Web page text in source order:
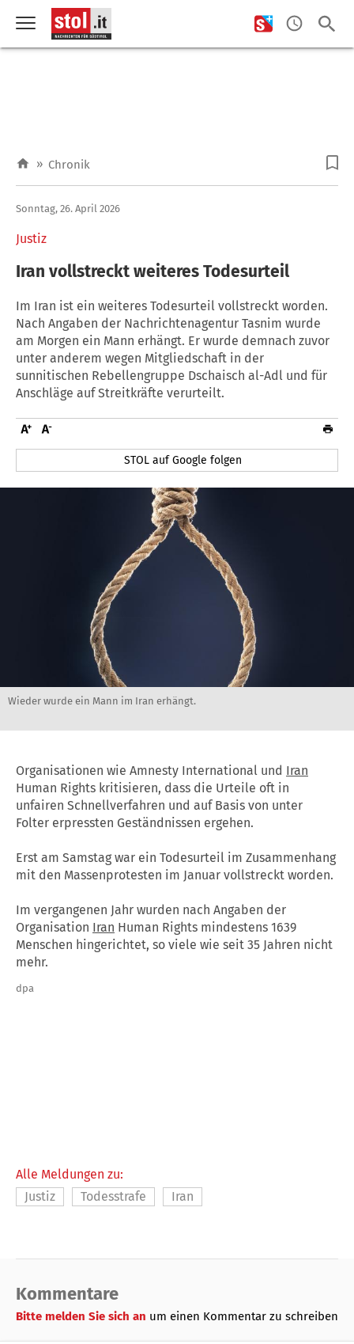
» Chronik
Justiz
Sonntag, 26. April 2026
Iran vollstreckt weiteres Todesurteil
Im Iran ist ein weiteres Todesurteil vollstreckt worden.
Nach Angaben der Nachrichtenagentur Tasnim wurde
am Morgen ein Mann erhängt. Er wurde demnach zuvor
unter anderem wegen Mitgliedschaft in der
sunnitischen Rebellengruppe Dschaisch al-Adl und für
Anschläge auf Streitkräfte verurteilt.
STOL auf Google folgen
Wieder wurde ein Mann im Iran erhängt.
Organisationen wie Amnesty International und Iran
Human Rights kritisieren, dass die Urteile oft in
unfairen Schnellverfahren und auf Basis von unter
Folter erpressten Geständnissen ergehen.
Erst am Samstag war ein Todesurteil im Zusammenhang
mit den Massenprotesten im Januar vollstreckt worden.
Im vergangenen Jahr wurden nach Angaben der
Organisation Iran Human Rights mindestens 1639
Menschen hingerichtet, so viele wie seit 35 Jahren nicht
mehr.
dpa
Alle Meldungen zu:
Justiz
Todesstrafe Iran
Kommentare
Bitte melden Sie sich an um einen Kommentar zu schreiben